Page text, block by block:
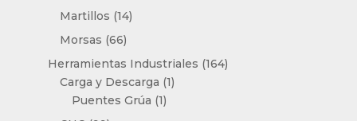
Martillos 1414
Morsas 6666
productos
Herramientas Industriales 164164
Carga y Descarga 11
Puentes Grúa 11